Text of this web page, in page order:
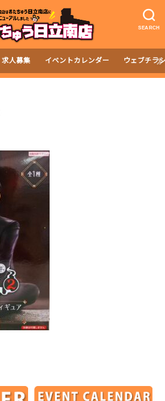
SEARCH
求人募集 イベントカレンダー ウェブチラ